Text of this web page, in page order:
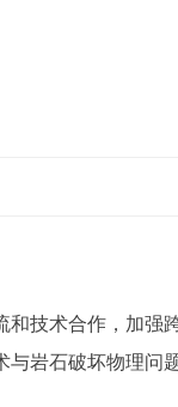
技术合作，加强
岩石破坏物理问